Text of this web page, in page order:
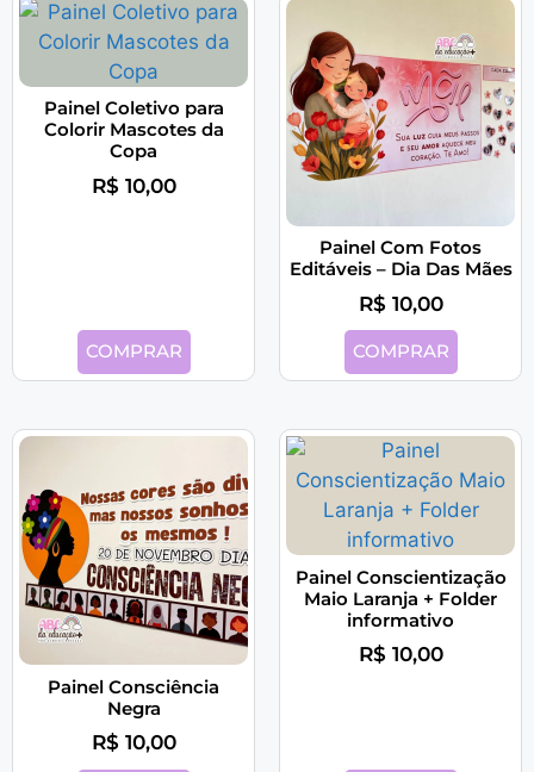
Painel Coletivo para
Colorir Mascotes da
Copa
R$ 10,00
COMPRAR
Painel Com Fotos
Editáveis – Dia Das Mães
R$ 10,00
COMPRAR
Painel Consciência
Negra
R$ 10,00
Painel Conscientização
Maio Laranja + Folder
informativo
R$ 10,00